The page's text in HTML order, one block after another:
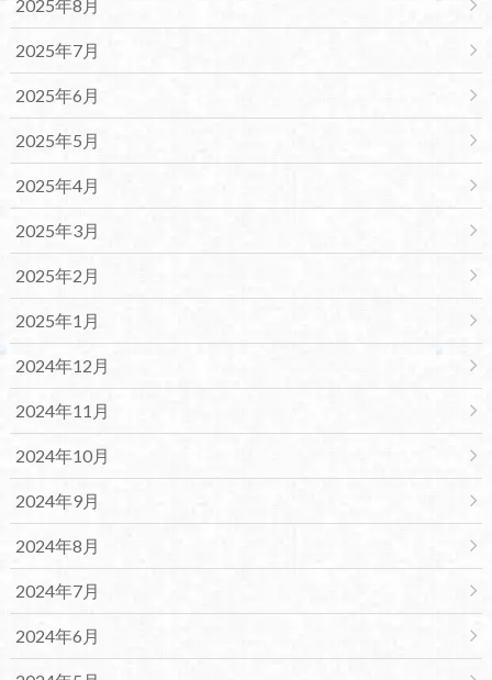
2025年8月
2025年7月
2025年6月
2025年5月
2025年4月
2025年3月
2025年2月
2025年1月
2024年12月
2024年11月
2024年10月
2024年9月
2024年8月
2024年7月
2024年6月